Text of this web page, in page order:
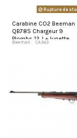
Rupture de
Carabine CO2 Beeman
QB78S Chargeur 9
Plombs 12 J + lunette
Beeman CA343